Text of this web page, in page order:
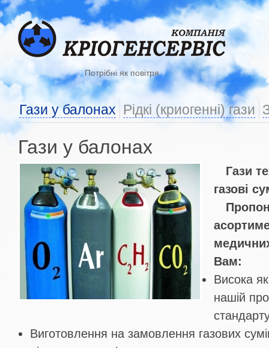
Потрібні як повітря
Гази у балонах Рідкі (криогенні) гази
Гази у балонах
Гази
газові
Вам:
Висока
нашій
Виготовлення на замовлення газових